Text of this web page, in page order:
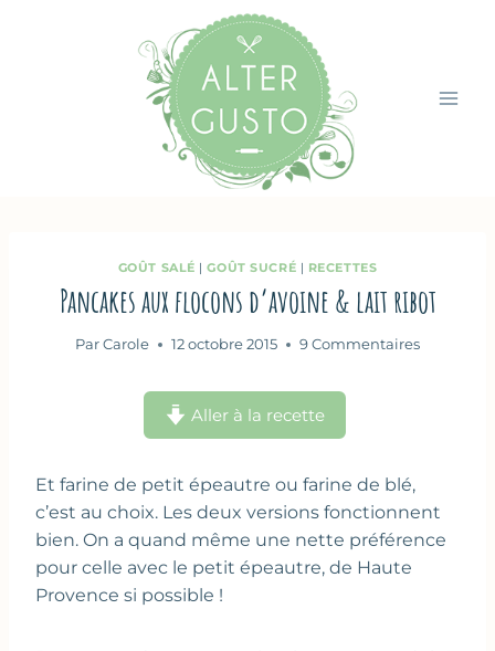
GOÛT SALÉ |GOÛT SUCRÉ | RECETTES
Pancakes aux flocons d’avoine & lait ribot
Par Carole 12 octobre 2015 9 Commentaires
Aller à la recette
Et farine de petit épeautre ou farine de blé,
c’est au choix. Les deux versions fonctionnent
bien. On a quand même une nette préférence
pour celle avec le petit épeautre, de Haute
Provence si possible !